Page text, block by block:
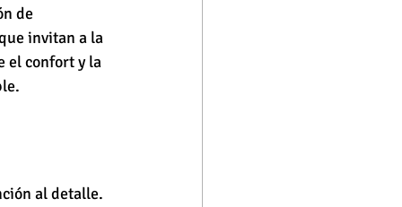
de
invitan a la
el confort y la
al detalle.